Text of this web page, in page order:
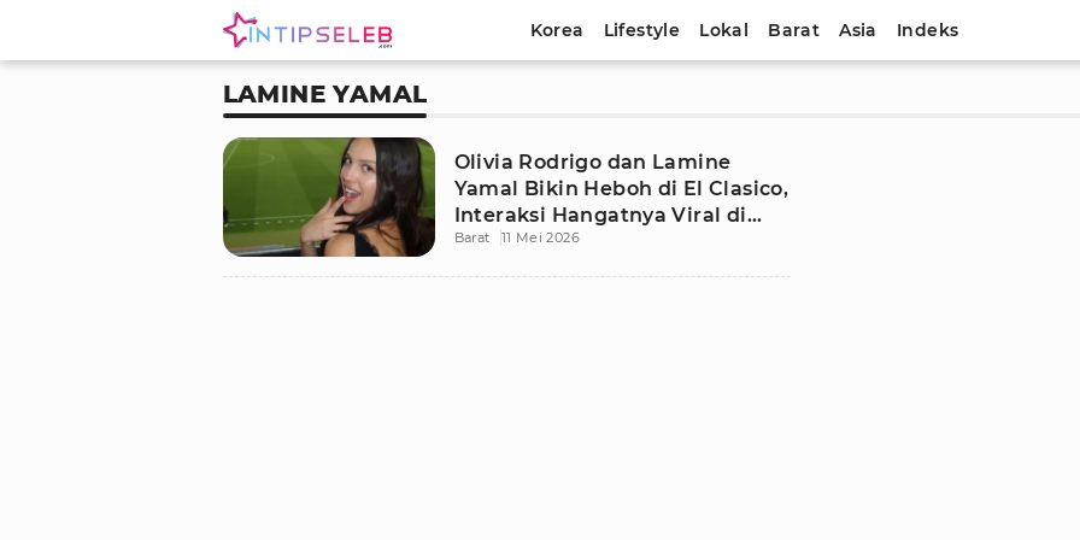
Korea Lifestyle Lokal Barat Asia Indeks
LAMINE YAMAL
Olivia Rodrigo dan Lamine
Yamal Bikin Heboh di El Clasico,
Interaksi Hangatnya Viral di
Media Sosial
Barat 11 Mei 2026